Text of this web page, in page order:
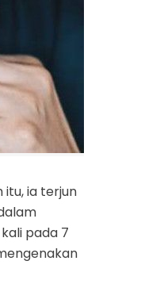
itu, ia terjun
pada 7